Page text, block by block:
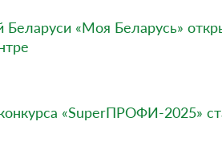
Беларуси «Моя Беларусь»
«SuperПРОФИ-2025»